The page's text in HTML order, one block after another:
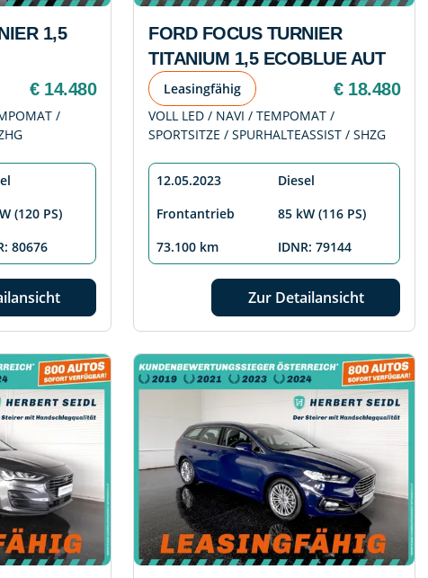
1,5
€ 14.480
/
(120 PS)
80676
FORD FOCUS TURNIER
TITANIUM 1,5 ECOBLUE AUT
Leasingfähig € 18.480
VOLL LED / NAVI / TEMPOMAT /
SPORTSITZE / SPURHALTEASSIST / SHZG
12.05.2023
Diesel
Frontantrieb
85 kW (116 PS)
73.100 km
IDNR: 79144
Zur Detailansicht